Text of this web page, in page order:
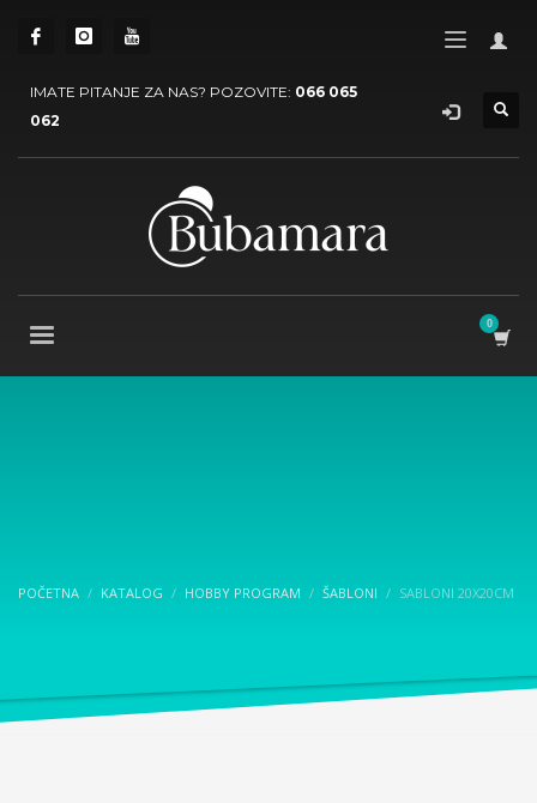
IMATE PITANJE ZA NAS? POZOVITE: 066 065
062
POČETNA KATALOG HOBBY PROGRAM ŠABLONI SABLONI 20X20CM